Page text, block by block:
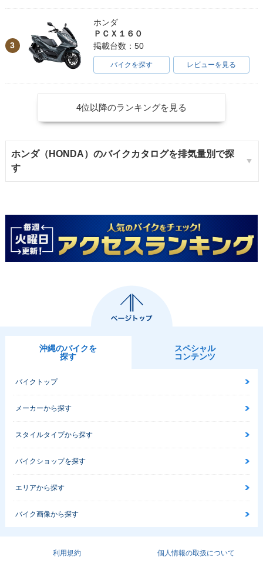
3
ホンダ
ＰＣＸ１６０
掲載台数：50
バイクを探す レビューを見る
4位以降のランキングを見る
ホンダ（HONDA）のバイクカタログを排気量別で探
す
沖縄のバイクを
探す
スペシャル
コンテンツ
バイクトップ
メーカーから探す
スタイルタイプから探す
バイクショップを探す
エリアから探す
バイク画像から探す
利用規約 個人情報の取扱について